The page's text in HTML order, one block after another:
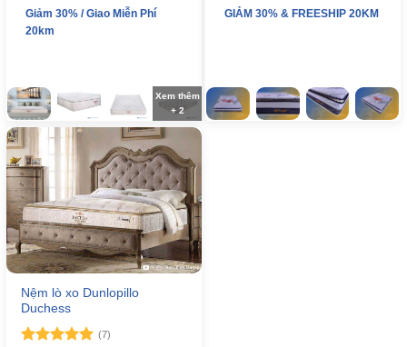
Xem thêm
+ 2
Giảm 30% / Giao Miễn Phí
20km
GIẢM 30% & FREESHIP 20KM
Nệm lò xo Dunlopillo
Duchess
(7)